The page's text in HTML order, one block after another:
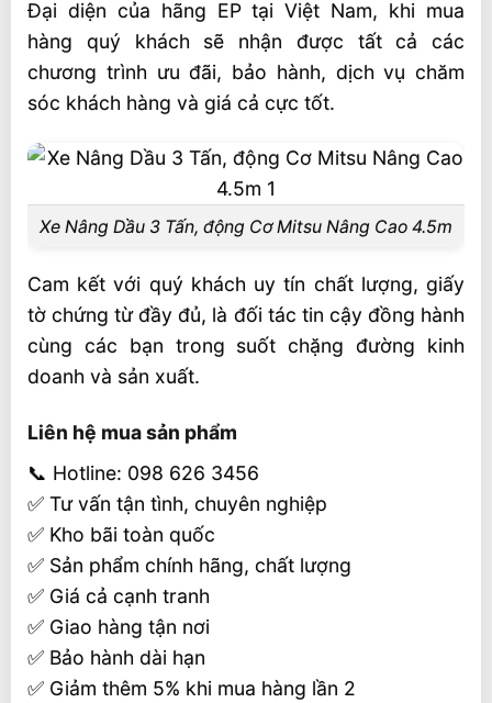
Đại diện của hãng EP tại Việt Nam, khi mua
hàng quý khách sẽ nhận được tất cả các
chương trình ưu đãi, bảo hành, dịch vụ chăm
sóc khách hàng và giá cả cực tốt.
Xe Nâng Dầu 3 Tấn, động Cơ Mitsu Nâng Cao 4.5m
Cam kết với quý khách uy tín chất lượng, giấy
tờ chứng từ đầy đủ, là đối tác tin cậy đồng hành
cùng các bạn trong suốt chặng đường kinh
doanh và sản xuất.
Liên hệ mua sản phẩm
📞 Hotline: 098 626 3456
✅ Tư vấn tận tình, chuyên nghiệp
✅ Kho bãi toàn quốc
✅ Sản phẩm chính hãng, chất lượng
✅ Giá cả cạnh tranh
✅ Giao hàng tận nơi
✅ Bảo hành dài hạn
✅ Giảm thêm 5% khi mua hàng lần 2